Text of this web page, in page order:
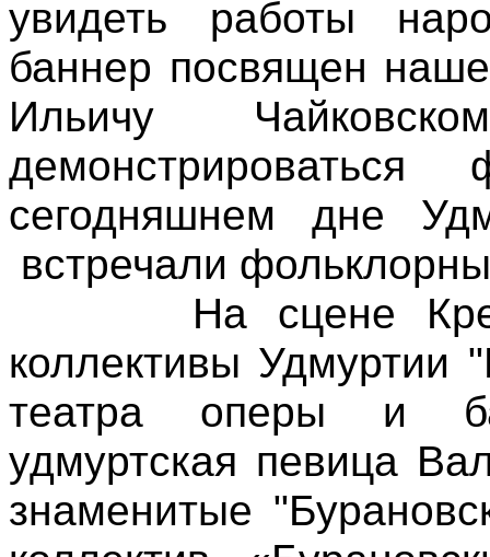
увидеть работы
баннер посвящен
Ильичу
сегодняшнем дне
встречали
На сцене Кремля
коллективы Удмуртии
театра оперы и
удмуртская певица
знаменитые